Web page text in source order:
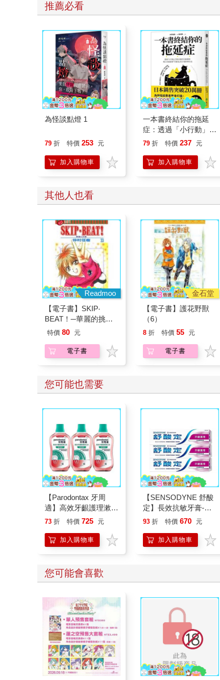
推薦必看
為怪談點燈 1
79 折 特價 253 元
加入購物車
一本書終結你的拖延
症：透過「小行動」打
開大腦的行動開關，懶
的37個科學方法
79 折 特價 237 元
加入購物車
其他人也看
Readmoo
【電子書】SKIP‧
BEAT！─華麗的挑戰─
（33）
特價 80 元
電子書
金石堂
【電子書】護花野獸
（6）
8 折 特價 55 元
電子書
您可能也需要
【Parodontax 牙周
適】高效牙齦護理漱口
水-溫和薄荷500mlx3
73 折 特價 725 元
加入購物車
【SENSODYNE 舒酸
定】長效抗敏牙膏-牙
齦護理160gx3入
93 折 特價 670 元
加入購物車
您可能會喜歡